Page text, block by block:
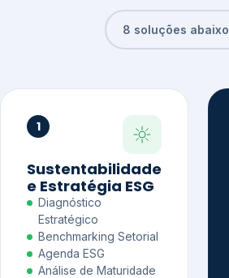
8 soluções abaixo
1
Sustentabilidade
e Estratégia ESG
Diagnóstico
Estratégico
Benchmarking Setorial
Agenda ESG
Análise de Maturidade